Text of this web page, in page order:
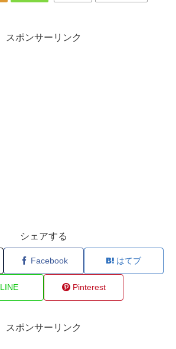
スポンサーリンク
シェアする
Facebook はてブ
LINE Pinterest
スポンサーリンク